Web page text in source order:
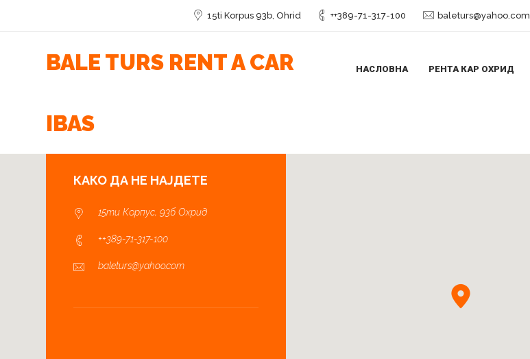
15ti Korpus 93b, Ohrid ++389-71-317-100 baleturs@yahoo.com
BALE TURS RENT A CAR
IBAS
НАСЛОВНА РЕНТА КАР ОХРИД
КАКО ДА НЕ НАЈДЕТЕ
15ти Корпус, 93б Охрид
++389-71-317-100
baleturs@yahoo.com